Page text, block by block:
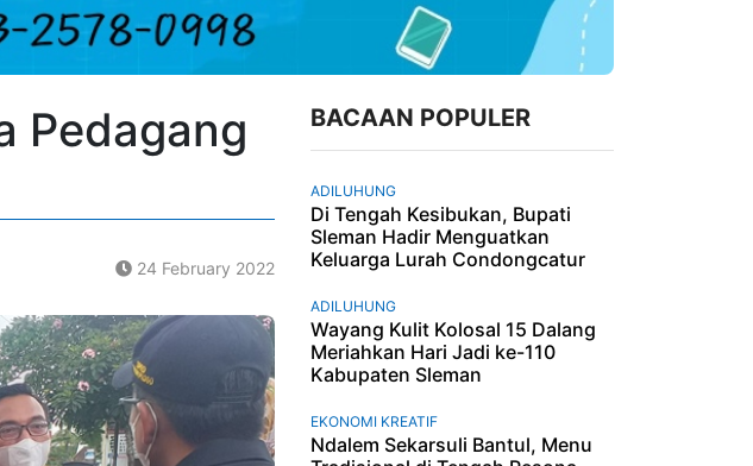
Pedagang
24 February 2022
BACAAN POPULER
ADILUHUNG
Di Tengah Kesibukan, Bupati
Sleman Hadir Menguatkan
Keluarga Lurah Condongcatur
ADILUHUNG
Wayang Kulit Kolosal 15 Dalang
Meriahkan Hari Jadi ke-110
Kabupaten Sleman
EKONOMI KREATIF
Ndalem Sekarsuli Bantul, Menu